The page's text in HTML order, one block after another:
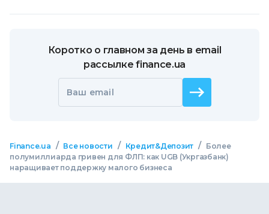
Коротко о главном за день в email
рассылке finance.ua
Ваш email
Finance.ua / Все новости / Кредит&Депозит /
Более
полумиллиарда гривен для ФЛП: как UGB (Укргазбанк)
наращивает поддержку малого бизнеса